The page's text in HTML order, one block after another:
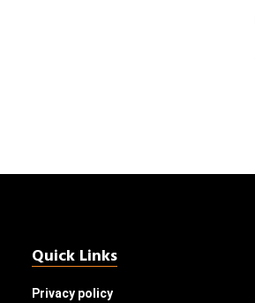
Quick Links
Privacy policy